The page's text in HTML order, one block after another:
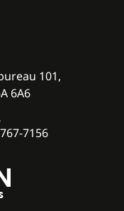
101,
6A6
7156